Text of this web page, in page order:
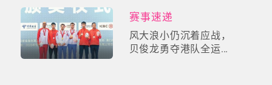
赛事速递
风大浪小仍沉着应战，
贝俊龙勇夺港队全运第